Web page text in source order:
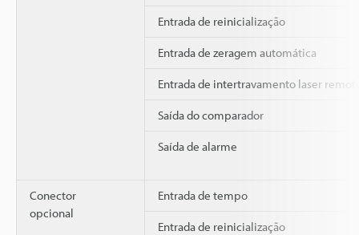
Entrada de reinicialização
Entrada de zeragem automática
Entrada de intertravamento laser
Saída do comparador
Saída de alarme
Conector
opcional
Entrada de tempo
Entrada de reinicialização